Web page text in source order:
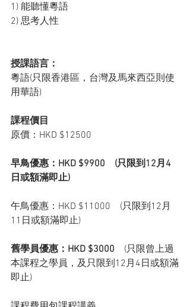
1) 能聽懂粵語
2) 思考人性
授課語言：
粵語(只限香港區，台灣及馬來西亞則使
用華語)
課程價目
原價：HKD $12500
早鳥優惠：HKD $9900    (只限到12月4
日或額滿即止)
午鳥優惠：HKD $11000    (只限到12月
11日或額滿即止)
舊學員優惠：HKD $3000
    (只限曾上過
本課程之學員，及只限到12月4日或額滿
即止)